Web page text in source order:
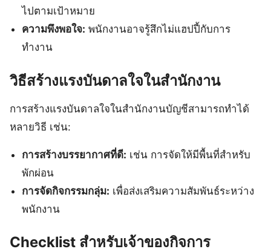
ไปตามเป้าหมาย
ความพึงพอใจ: พนักงานอาจรู้สึกไม่แฮปปี้กับการ
ทำงาน
วิธีสร้างแรงบันดาลใจในสำนักงาน
การสร้างแรงบันดาลใจในสำนักงานบัญชีสามารถทำได้
หลายวิธี เช่น:
การสร้างบรรยากาศที่ดี: เช่น การจัดให้มีพื้นที่สำหรับ
พักผ่อน
การจัดกิจกรรมกลุ่ม: เพื่อส่งเสริมความสัมพันธ์ระหว่าง
พนักงาน
Checklist สำหรับเจ้าของกิจการ